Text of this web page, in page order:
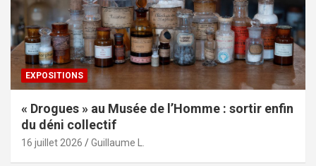
EXPOSITIONS
« Drogues » au Musée de l’Homme : sortir enfin
du déni collectif
16 juillet 2026 Guillaume L.